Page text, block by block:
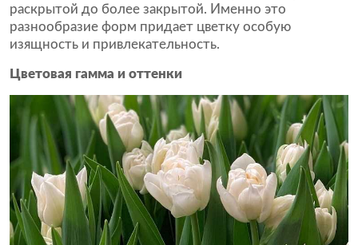
раскрытой до более закрытой. Именно это
разнообразие форм придает цветку особую
изящность и привлекательность.
Цветовая гамма и оттенки